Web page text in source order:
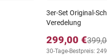
3er-Set Original-
Veredelung
299,00 €
30-Tage-Bestpreis: